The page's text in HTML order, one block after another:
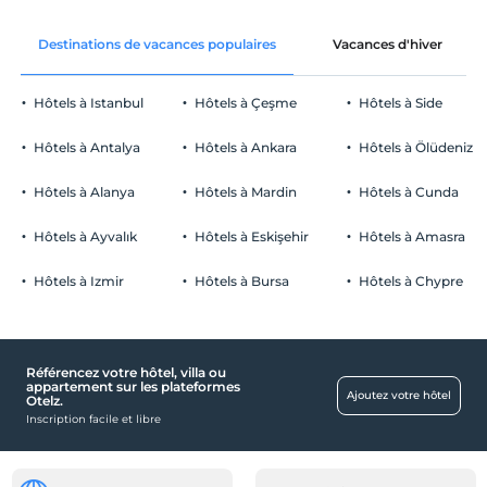
Stationnement (sur place)
Piscine extérieure (en saison)
nourriture et boissons
Le restaurant
pièces
animaux
enfants
1 enfant(s) jusqu'à l'âge de 6 ans par chambre n'est/ne sont pas
facturé(s)
décoration de la chambre
Destinations de vacances populaires Vacances d'hiver
Hôtels à Istanbul
Hôtels à Antalya
Hôtels à Alanya
Hôtels à Ayvalık
Hôtels à Izmir
Hôtels à Çeşme
Hôtels à Ankara
Hôtels à Mardin
Hôtels à Eskişehir
Hôtels à Bursa
Hôtels à Side
Hôtels à Ölüdeniz
Hôtels à Cunda
Hôtels à Amasra
Hôtels à Chypre
Référencez votre hôtel, villa ou
appartement sur les plateformes
Otelz.
Inscription facile et libre
Ajoutez votre hôtel